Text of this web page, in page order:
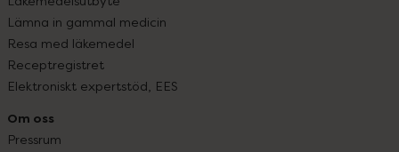
Lämna in gammal medicin
Resa med läkemedel
Receptregistret
Elektroniskt expertstöd, EES
Om oss
Pressrum